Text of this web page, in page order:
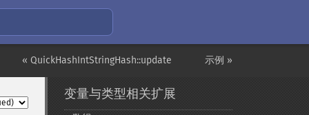
示例 »
« QuickHashIntStringHash::update
变量与类型相关扩展